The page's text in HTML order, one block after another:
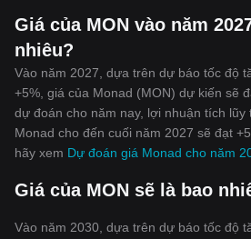
Giá của MON vào năm
nhiêu?
Vào năm 2027, dựa trên dự báo tốc độ
+5%, giá của Monad (MON) dự kiến sẽ
dự đoán cho năm nay, lợi nhuận tích
Monad cho đến cuối năm 2027 sẽ đạt
hãy xem Dự đoán giá Monad cho năm
Giá của MON sẽ là bao
Vào năm 2030, dựa trên dự báo tốc độ